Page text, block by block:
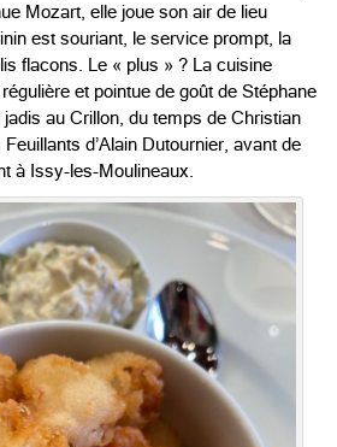
Mozart, elle joue son air de lieu
est souriant, le service prompt, la
flacons. Le « plus » ? La cuisine
et pointue de goût de Stéphane
jadis au Crillon, du temps de Christian
d’Alain Dutournier, avant de
à Issy-les-Moulineaux.